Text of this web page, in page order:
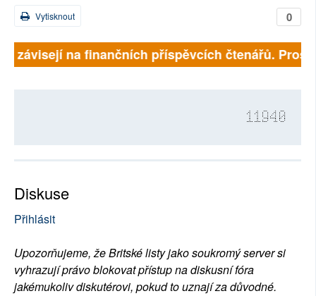
0
Vytisknout
závisejí na finančních příspěvcích čtenářů.
11940
Diskuse
Přihlásit
Upozorňujeme, že Britské listy jako soukromý server si
vyhrazují právo blokovat přístup na diskusní fóra
jakémukoliv diskutérovi, pokud to uznají za důvodné.